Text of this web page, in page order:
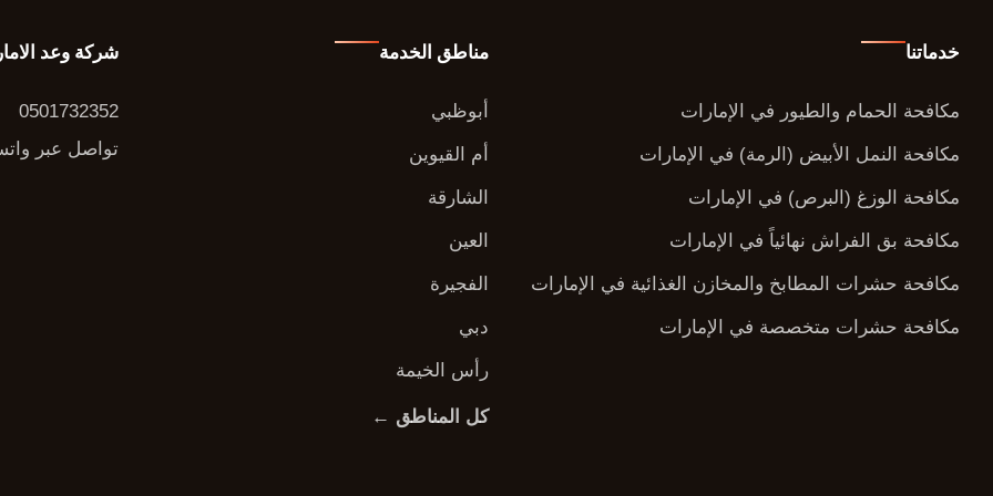
خدماتنا
مكافحة الحمام والطيور في الإمارات
مكافحة النمل الأبيض (الرمة) في الإمارات
مكافحة الوزغ (البرص) في الإمارات
مكافحة بق الفراش نهائياً في الإمارات
مكافحة حشرات المطابخ والمخازن الغذائية في الإمارات
مكافحة حشرات متخصصة في الإمارات
مناطق الخدمة
أبوظبي
أم القيوين
الشارقة
العين
الفجيرة
دبي
رأس الخيمة
كل المناطق ←
شركة وعد
0501732352
تواصل عبر